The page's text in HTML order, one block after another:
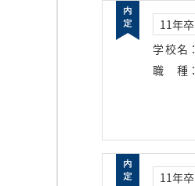
11年卒
学校名 ：
職種 ：
11年卒